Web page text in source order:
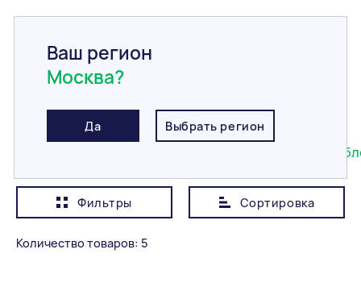
Ваш регион
Москва?
Да Выбрать регион
Главная / Каталог
Газобетонные блоки
Газобетонные
Фильтры Сортировка
Показывать сначала
Количество товаров: 5